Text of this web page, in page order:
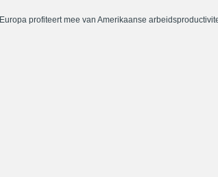
Europa profiteert mee van Amerikaanse